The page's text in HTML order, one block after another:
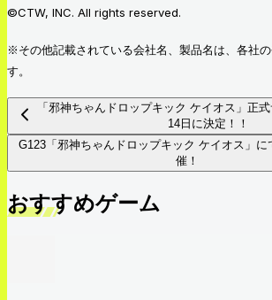
©CTW, INC. All rights reserved.
※その他記載されている会社名、製品名は、各社
す。
「邪神ちゃんドロップキック ケイオス」正
14日に決定！！
G123「邪神ちゃんドロップキック ケイオス」に
催！
おすすめゲーム